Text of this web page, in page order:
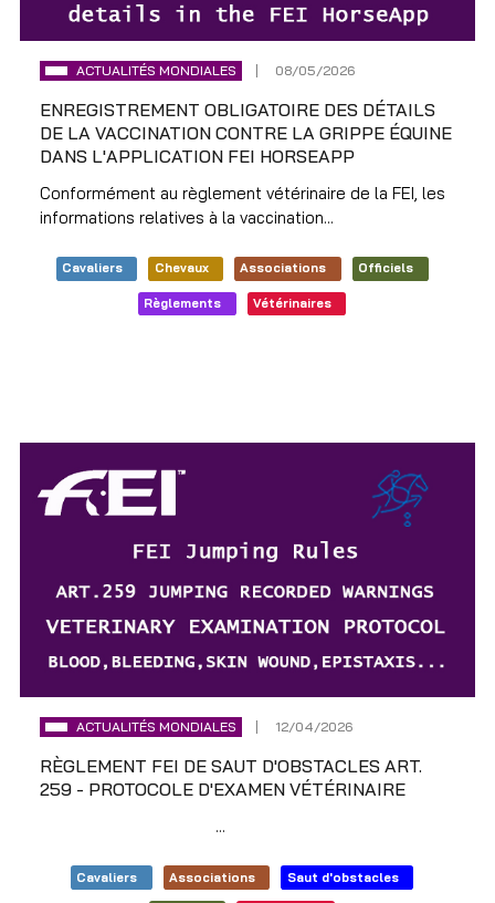
ACTUALITÉS MONDIALES 08/05/2026
ENREGISTREMENT OBLIGATOIRE DES DÉTAILS
DE LA VACCINATION CONTRE LA GRIPPE ÉQUINE
DANS L'APPLICATION FEI HORSEAPP
Conformément au règlement vétérinaire de la FEI, les
informations relatives à la vaccination...
Cavaliers Chevaux Associations Officiels
Règlements Vétérinaires
ACTUALITÉS MONDIALES 12/04/2026
RÈGLEMENT FEI DE SAUT D'OBSTACLES ART.
259 - PROTOCOLE D'EXAMEN VÉTÉRINAIRE
...
Cavaliers Associations Saut d'obstacles